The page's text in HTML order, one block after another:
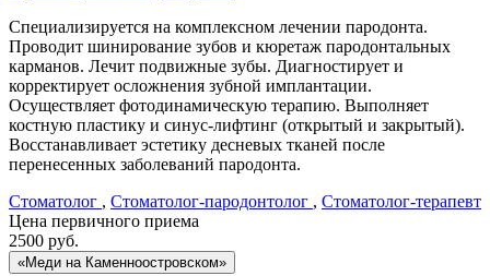
Специализируется на комплексном лечении пародонта.
Проводит шинирование зубов и кюретаж пародонтальных
карманов. Лечит подвижные зубы. Диагностирует и
корректирует осложнения зубной имплантации.
Осуществляет фотодинамическую терапию. Выполняет
костную пластику и синус-лифтинг (открытый и закрытый).
Восстанавливает эстетику десневых тканей после
перенесенных заболеваний пародонта.
Стоматолог , Стоматолог-пародонтолог , Стоматолог-терапевт
Цена первичного приема
2500 руб.
«Меди на Каменноостровском»